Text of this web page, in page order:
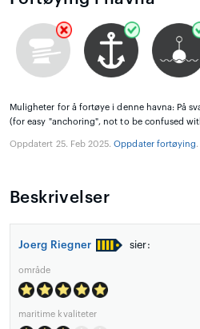
Muligheter for å fortøye i denne havna: På
(for easy "anchoring", not to be confused
Oppdatert 25. Feb 2025.Oppdater fortøying.
Beskrivelser
Joerg Riegner sier:
område
maritime kvaliteter